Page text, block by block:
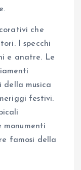
che
I specchi
e anatre. Le
della musica
festivi.
monumenti
famosi della